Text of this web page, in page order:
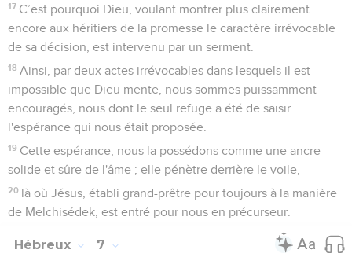
17 C’est pourquoi Dieu, voulant montrer plus clairement
encore aux héritiers de la promesse le caractère irrévocable
de sa décision, est intervenu par un serment.
18 Ainsi, par deux actes irrévocables dans lesquels il est
impossible que Dieu mente, nous sommes puissamment
encouragés, nous dont le seul refuge a été de saisir
l'espérance qui nous était proposée.
19 Cette espérance, nous la possédons comme une ancre
solide et sûre de l'âme ; elle pénètre derrière le voile,
20 là où Jésus, établi grand-prêtre pour toujours à la manière
de Melchisédek, est entré pour nous en précurseur.
Hébreux 7